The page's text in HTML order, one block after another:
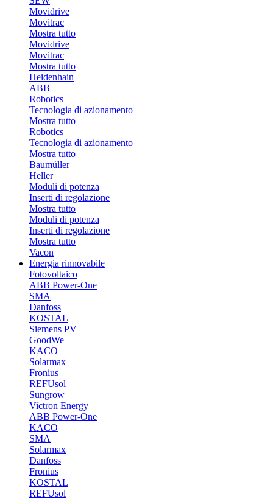
Movidrive
Movitrac
Mostra tutto
Movidrive
Movitrac
Mostra tutto
Heidenhain
ABB
Robotics
Tecnologia di azionamento
Mostra tutto
Robotics
Tecnologia di azionamento
Mostra tutto
Baumüller
Heller
Moduli di potenza
Inserti di regolazione
Mostra tutto
Moduli di potenza
Inserti di regolazione
Mostra tutto
Vacon
Energia rinnovabile
Fotovoltaico
ABB Power-One
SMA
Danfoss
KOSTAL
Siemens PV
GoodWe
KACO
Solarmax
Fronius
REFUsol
Sungrow
Victron Energy
ABB Power-One
KACO
SMA
Solarmax
Danfoss
Fronius
KOSTAL
REFUsol